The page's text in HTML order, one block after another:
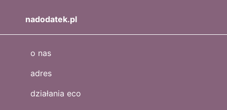
nadodatek.pl
o nas
adres
działania eco